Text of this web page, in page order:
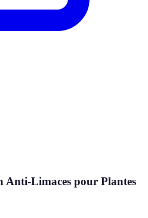
Anti-Limaces pour Plantes